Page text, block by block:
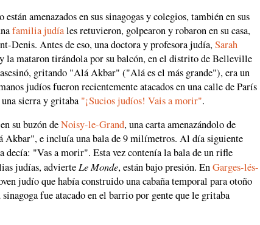
amenazados en sus sinagogas y colegios, también en sus
familia judíales retuvieron, golpearon y robaron en su casa,
Denis. Antes de eso, una doctora y profesora judía,Sarah
la mataron tirándola por su balcón, en el distrito de Belleville
gritando "Alá Akbar" ("Alá es el más grande"), era un
judíos fueron recientemente atacados en una calle de París
sierra y gritaba "¡Sucios judíos! Vais a morir".
su buzón deNoisy-le-Grand, una carta amenazándolo de
Akbar", e incluía una bala de 9 milímetros. Al día siguiente
decía: "Vas a morir". Esta vez contenía la bala de un rifle
judías, advierte Le Monde, están bajo presión. EnGarges-lés-
judío que había construido una cabaña temporal para otoño
fue atacado en el barrio por gente que le gritaba